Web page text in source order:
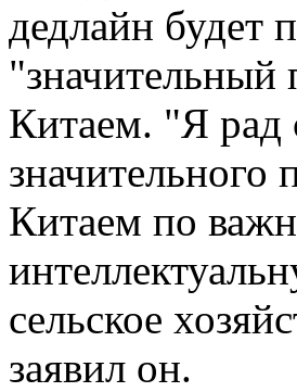
дедлайн будет
"значительный
Китаем. "Я
значительного
Китаем по
сельское
заявил он.